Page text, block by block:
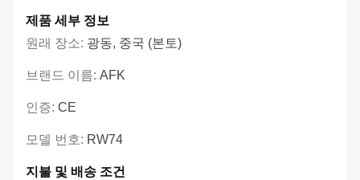
제품 세부 정보
원래 장소: 광동, 중국 (본토)
브랜드 이름: AFK
인증: CE
모델 번호: RW74
지불 및 배송 조건